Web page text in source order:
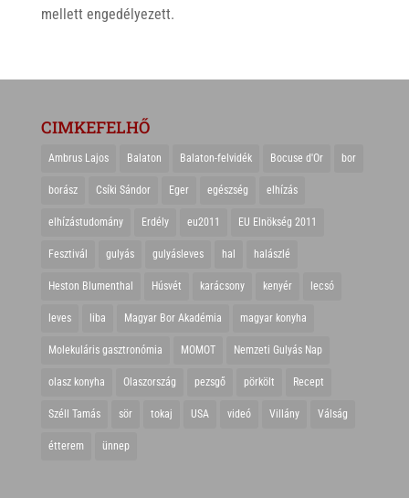
mellett engedélyezett.
CIMKEFELHŐ
Ambrus Lajos Balaton Balaton-felvidék Bocuse d'Or bor
borász Csíki Sándor Eger egészség elhízás
elhízástudomány Erdély eu2011 EU Elnökség 2011
Fesztivál gulyás gulyásleves hal halászlé
Heston Blumenthal Húsvét karácsony kenyér lecsó
leves liba Magyar Bor Akadémia magyar konyha
Molekuláris gasztronómia MOMOT Nemzeti Gulyás Nap
olasz konyha Olaszország pezsgő pörkölt Recept
Széll Tamás sör tokaj USA videó Villány Válság
étterem ünnep